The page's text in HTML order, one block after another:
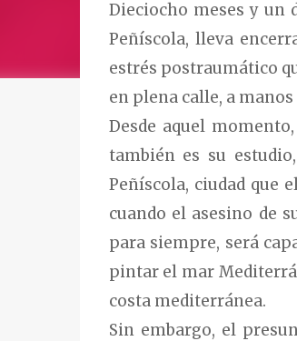
Dieciocho meses y un
Peñíscola, lleva
estrés postraumático
en plena calle, a
Desde aquel
también es su
Peñíscola, ciudad que
cuando el asesino de
para siempre, será
pintar el mar
costa mediterránea.
Sin embargo, el